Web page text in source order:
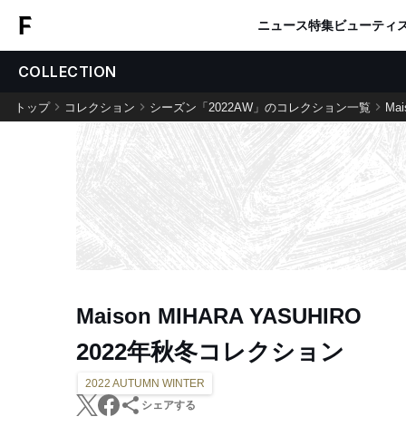
ニュース特集ビューティ
COLLECTION
トップ コレクション シーズン「2022AW」のコレクション一覧
Maison MIHARA YASUHIRO
2022年秋冬コレクション
2022 AUTUMN WINTER
シェアする